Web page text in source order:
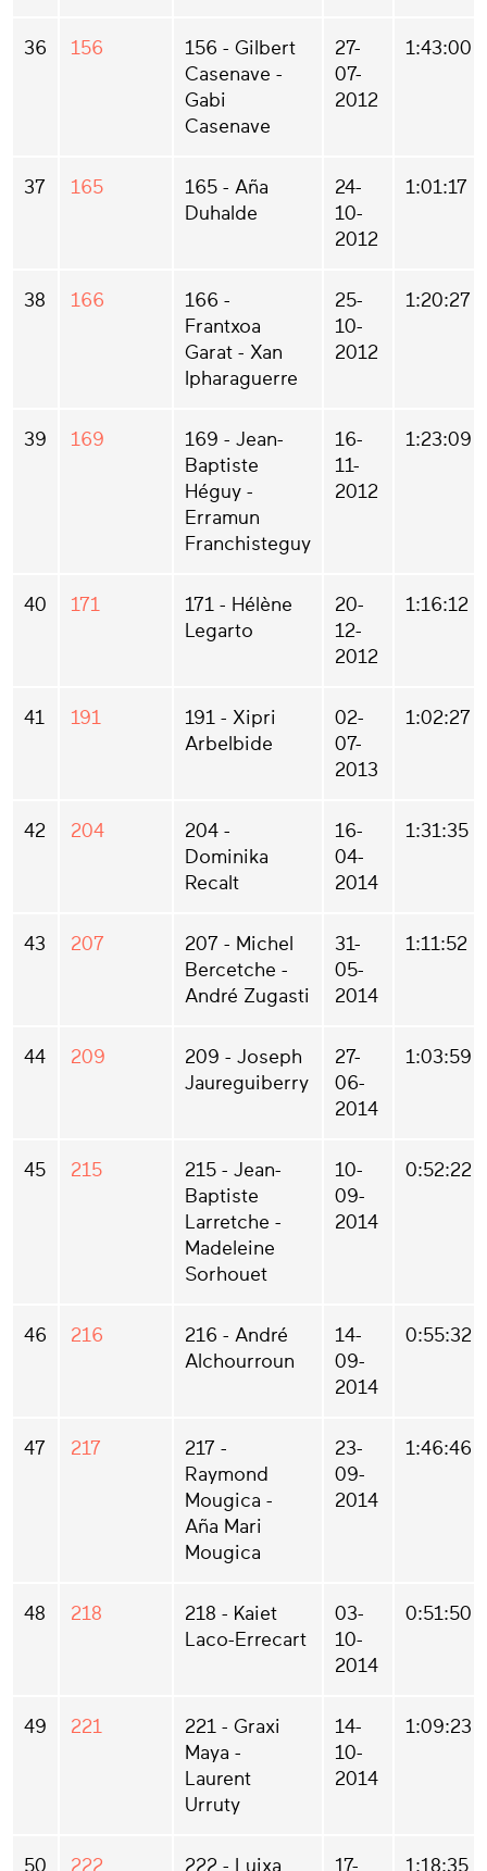
36 156
156 - Gilbert
Casenave -
Gabi
Casenave
27-
07-
2012
1:43:00
37 165
165 - Aña
Duhalde
24-
10-
2012
1:01:17
38 166
166 -
Frantxoa
Garat - Xan
Ipharaguerre
25-
10-
2012
1:20:27
39 169
169 - Jean-
Baptiste
Héguy -
Erramun
Franchisteguy
16-
11-
2012
1:23:09
40 171
171 - Hélène
Legarto
20-
12-
2012
1:16:12
41 191
191 - Xipri
Arbelbide
02-
07-
2013
1:02:27
42 204
204 -
Dominika
Recalt
16-
04-
2014
1:31:35
43 207
207 - Michel
Bercetche -
André Zugasti
31-
05-
2014
1:11:52
44 209
209 - Joseph
Jaureguiberry
27-
06-
2014
1:03:59
45 215
215 - Jean-
Baptiste
Larretche -
Madeleine
Sorhouet
10-
09-
2014
0:52:22
46 216
216 - André
Alchourroun
14-
09-
2014
0:55:32
47 217
217 -
Raymond
Mougica -
Aña Mari
Mougica
23-
09-
2014
1:46:46
48 218
218 - Kaiet
Laco-Errecart
03-
10-
2014
0:51:50
49 221
221 - Graxi
Maya -
Laurent
Urruty
14-
10-
2014
1:09:23
50 222 222 - Luixa 17- 1:18:35